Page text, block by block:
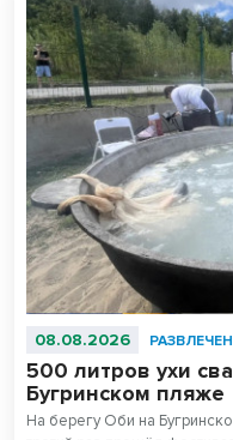
08.08.2026
500 литров ухи
Бугринском пляже
На берегу Оби на